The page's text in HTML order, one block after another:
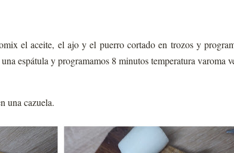
el aceite, el ajo y el puerro cortado en trozos y
espátula y programamos 8 minutos temperatura varoma
una cazuela.